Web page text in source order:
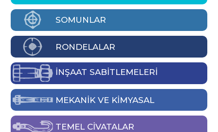
SOMUNLAR
RONDELALAR
İNŞAAT SABİTLEMELERİ
MEKANIK VE KIMYASAL
TEMEL CIVATALAR